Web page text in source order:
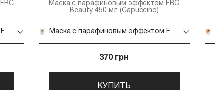
Маска с парафиновым эффектом FRC Beauty 450 мл (Citrus)
Маска с парафиновым эффектом FRC
Beauty 450 мл (Capuccino)
Маска с парафиновым эффектом FRC Beauty 450 мл (Capuccino)
370 грн
КУПИТЬ